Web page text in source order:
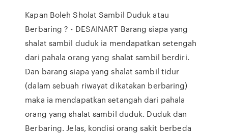
Kapan Boleh Sholat Sambil Duduk atau
Berbaring ? - DESAINART Barang siapa yang
shalat sambil duduk ia mendapatkan setengah
dari pahala orang yang shalat sambil berdiri.
Dan barang siapa yang shalat sambil tidur
(dalam sebuah riwayat dikatakan berbaring)
maka ia mendapatkan setangah dari pahala
orang yang shalat sambil duduk. Duduk dan
Berbaring. Jelas, kondisi orang sakit berbeda